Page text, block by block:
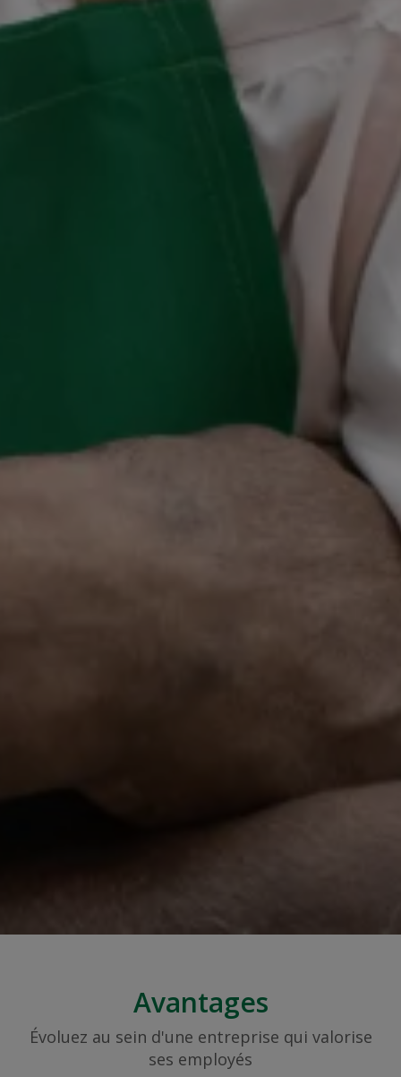
Avantages
Évoluez au sein d'une entreprise qui valorise
ses employés